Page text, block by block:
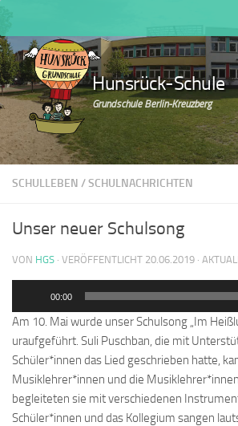
Hunsrück-Schule
Grundschule Berlin-Kreuzberg
SCHULLEBEN /SCHULNACHRICHTEN
Unser neuer Schulsong
VON HGS · VERÖFFENTLICHT 20.06.2019 ·
00:00
Am 10. Mai wurde unser Schulsong „Im
uraufgeführt. Suli Puschban, die mit
Schüler*innen das Lied geschrieben hatte,
Musiklehrer*innen und die
begleiteten sie mit verschiedenen
Schüler*innen und das Kollegium sangen